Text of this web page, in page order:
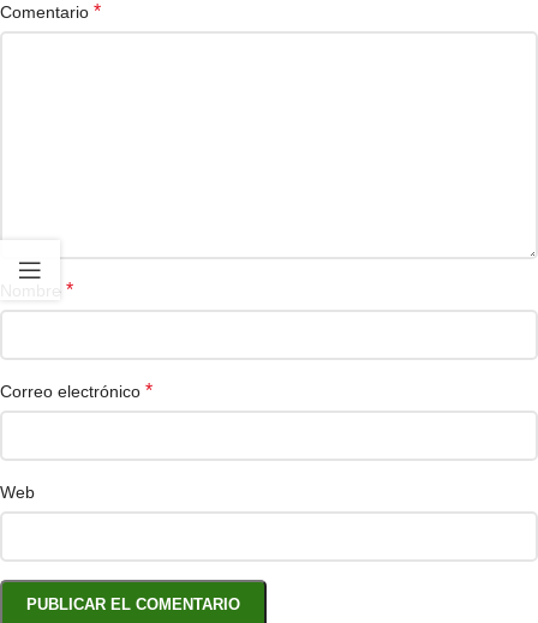
Comentario *
Nombre *
Correo electrónico *
Web